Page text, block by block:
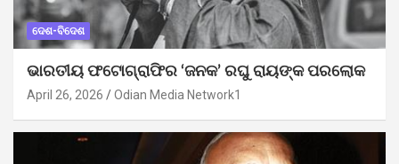
ଦେଶ-ବିଦେଶ
ଭାରତୀୟ ଫଟୋଗ୍ରାଫିର ‘ଜନକ’ ରଘୁ ରାୟଙ୍କ ପରଲୋକ
April 26, 2026 Odian Media Network1